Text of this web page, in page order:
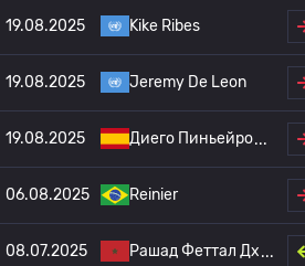
19.08.2025 Kike Ribes
19.08.2025 Jeremy De Leon
19.08.2025 Диего Пиньейро
06.08.2025 Reinier
08.07.2025 Рашад Феттал Дх